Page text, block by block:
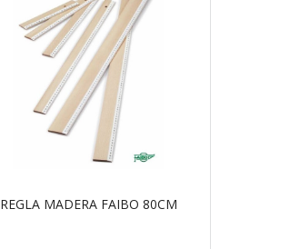
REGLA MADERA FAIBO 80CM